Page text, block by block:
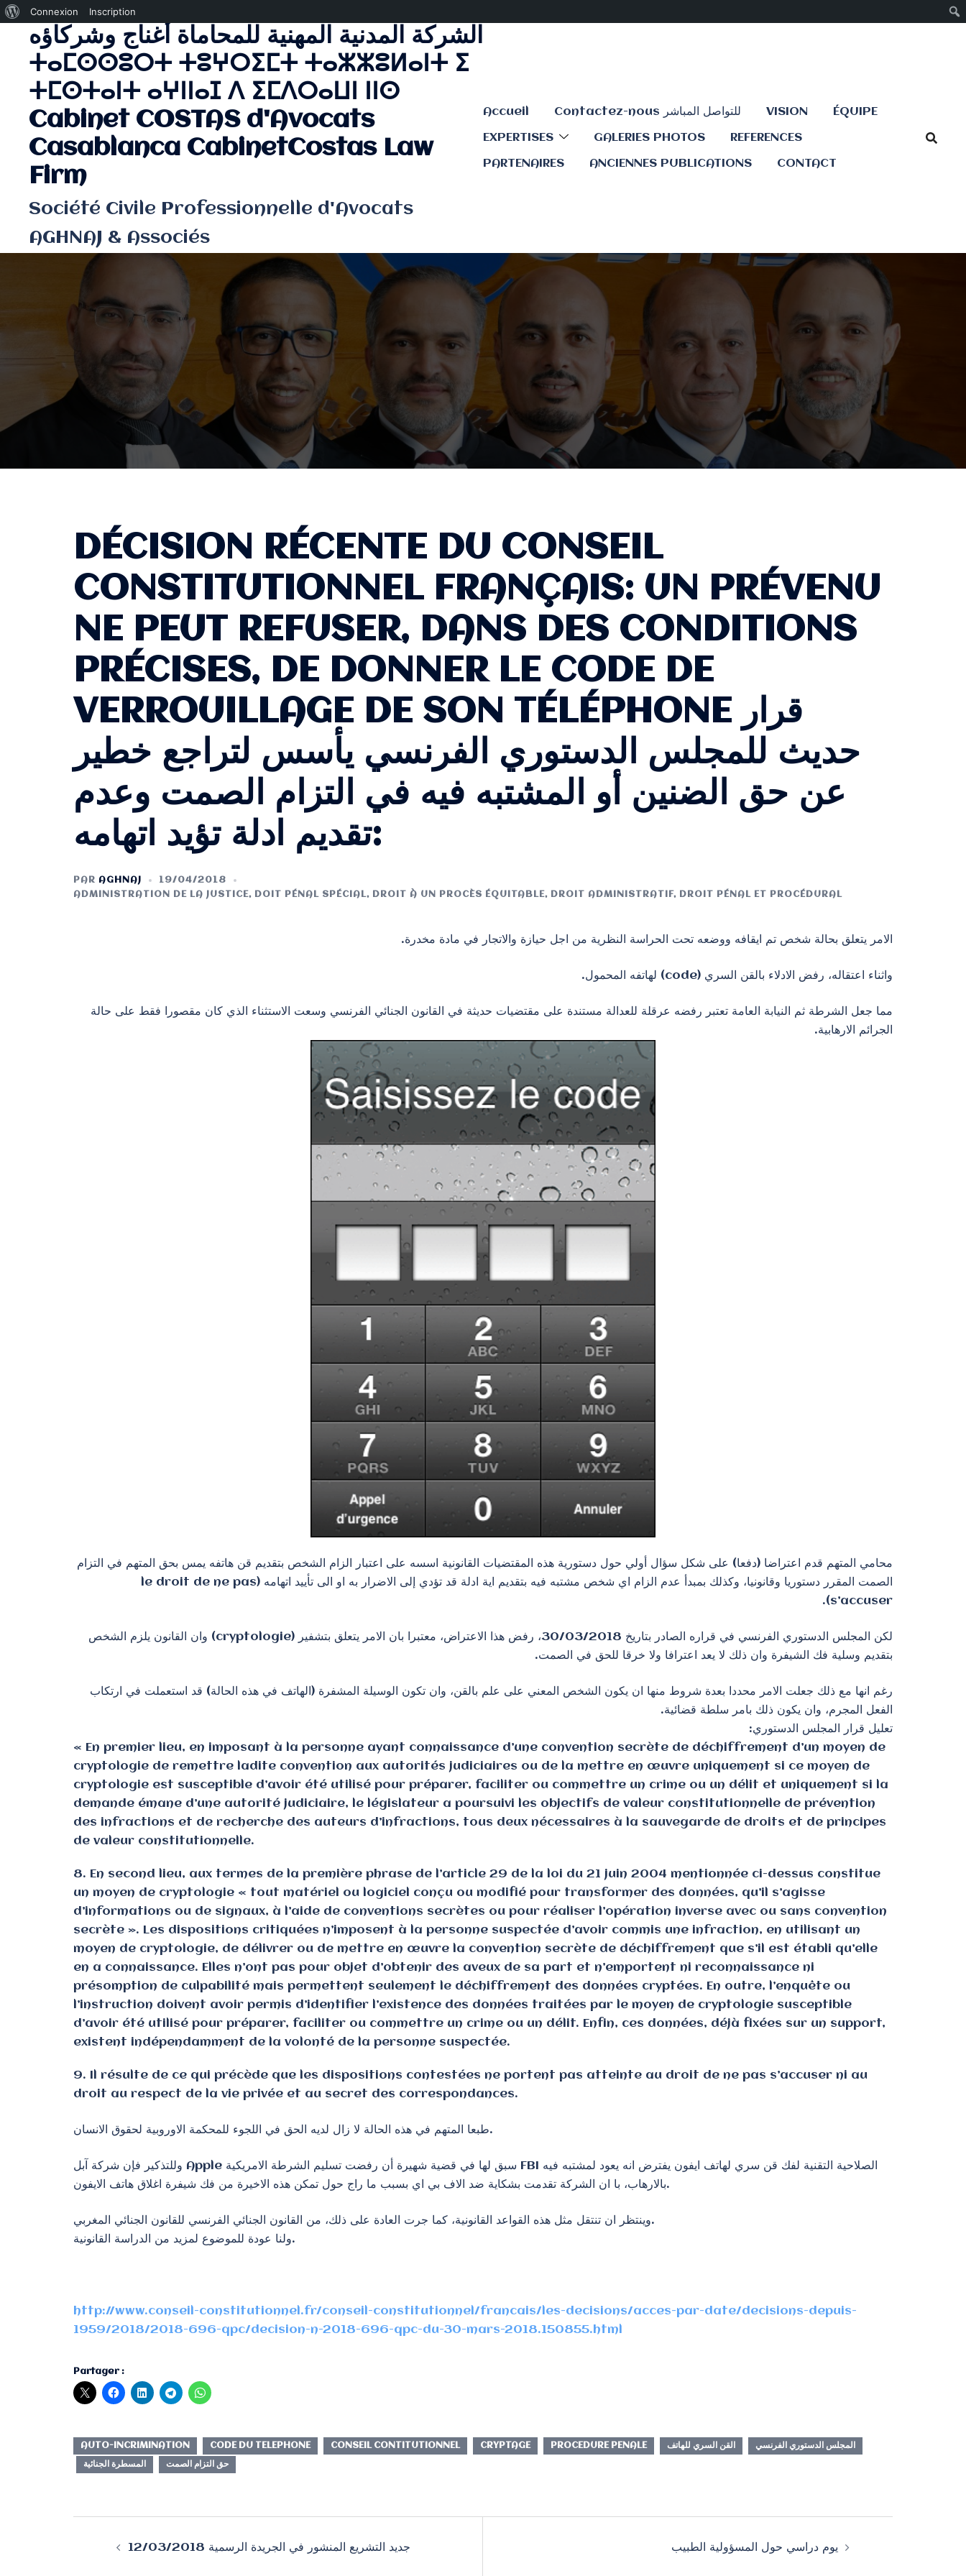
propos
WordPress
Connexion Inscription
contenu
الشركة المدنية المهنية للمحاماة أغناج وشركاؤه
ⵜⴰⵎⵙⵙⵓⵔⵜ ⵜⵓⵖⵔⵉⵎⵜ ⵜⴰⵣⵣⵓⵍⴰⵏⵜ ⵉ
ⵜⵎⵙⵜⴰⵏⵜ ⴰⵖⵏⵏⴰⵊ ⴷ ⵉⵎⴷⵔⴰⵡⵏ ⵏⵏⵙ
Cabinet COSTAS d'Avocats
Casablanca CabinetCostas Law
Firm
Société Civile Professionnelle d'Avocats
AGHNAJ & Associés
Accueil Contactez-nous للتواصل المباشر VISION ÉQUIPE
EXPERTISES GALERIES PHOTOS REFERENCES
PARTENAIRES ANCIENNES PUBLICATIONS CONTACT
DÉCISION RÉCENTE DU CONSEIL
CONSTITUTIONNEL FRANÇAIS: UN PRÉVENU
NE PEUT REFUSER, DANS DES CONDITIONS
PRÉCISES, DE DONNER LE CODE DE
VERROUILLAGE DE SON TÉLÉPHONE قرار
حديث للمجلس الدستوري الفرنسي يأسس لتراجع خطير
عن حق الضنين أو المشتبه فيه في التزام الصمت وعدم
تقديم ادلة تؤيد اتهامه:
PAR AGHNAJ
19/04/2018
ADMINISTRATION DE LA JUSTICE, DOIT PÉNAL SPÉCIAL, DROIT À UN PROCÈS ÉQUITABLE, DROIT ADMINISTRATIF, DROIT PÉNAL ET PROCÉDURAL
الامر يتعلق بحالة شخص تم ايقافه ووضعه تحت الحراسة النظرية من اجل حيازة والاتجار في مادة مخدرة.
واثناء اعتقاله، رفض الادلاء بالقن السري (code) لهاتفه المحمول.
مما جعل الشرطة ثم النيابة العامة تعتبر رفضه عرقلة للعدالة مستندة على مقتضيات حديثة في القانون الجنائي الفرنسي وسعت الاستثناء الذي كان مقصورا فقط على حالة
الجرائم الارهابية.
محامي المتهم قدم اعتراضا (دفعا) على شكل سؤال أولي حول دستورية هذه المقتضيات القانونية اسسه على اعتبار الزام الشخص بتقديم قن هاتفه يمس بحق المتهم في التزام
الصمت المقرر دستوريا وقانونيا، وكذلك بمبدأ عدم الزام اي شخص مشتبه فيه بتقديم اية ادلة قد تؤدي إلى الاضرار به او الى تأييد اتهامه (le droit de ne pas
s’accuser).
لكن المجلس الدستوري الفرنسي في قراره الصادر بتاريخ 30/03/2018، رفض هذا الاعتراض، معتبرا بان الامر يتعلق بتشفير (cryptologie) وان القانون يلزم الشخص
بتقديم وسلية فك الشيفرة وان ذلك لا يعد اعترافا ولا خرقا للحق في الصمت.
رغم انها مع ذلك جعلت الامر محددا بعدة شروط منها ان يكون الشخص المعني على علم بالقن، وان تكون الوسيلة المشفرة (الهاتف في هذه الحالة) قد استعملت في ارتكاب
الفعل المجرم، وان يكون ذلك بامر سلطة قضائية.
تعليل قرار المجلس الدستوري:
« En premier lieu, en imposant à la personne ayant connaissance d’une convention secrète de déchiffrement d’un moyen de
cryptologie de remettre ladite convention aux autorités judiciaires ou de la mettre en œuvre uniquement si ce moyen de
cryptologie est susceptible d’avoir été utilisé pour préparer, faciliter ou commettre un crime ou un délit et uniquement si la
demande émane d’une autorité judiciaire, le législateur a poursuivi les objectifs de valeur constitutionnelle de prévention
des infractions et de recherche des auteurs d’infractions, tous deux nécessaires à la sauvegarde de droits et de principes
de valeur constitutionnelle.
8. En second lieu, aux termes de la première phrase de l’article 29 de la loi du 21 juin 2004 mentionnée ci-dessus constitue
un moyen de cryptologie « tout matériel ou logiciel conçu ou modifié pour transformer des données, qu’il s’agisse
d’informations ou de signaux, à l’aide de conventions secrètes ou pour réaliser l’opération inverse avec ou sans convention
secrète ». Les dispositions critiquées n’imposent à la personne suspectée d’avoir commis une infraction, en utilisant un
moyen de cryptologie, de délivrer ou de mettre en œuvre la convention secrète de déchiffrement que s’il est établi qu’elle
en a connaissance. Elles n’ont pas pour objet d’obtenir des aveux de sa part et n’emportent ni reconnaissance ni
présomption de culpabilité mais permettent seulement le déchiffrement des données cryptées. En outre, l’enquête ou
l’instruction doivent avoir permis d’identifier l’existence des données traitées par le moyen de cryptologie susceptible
d’avoir été utilisé pour préparer, faciliter ou commettre un crime ou un délit. Enfin, ces données, déjà fixées sur un support,
existent indépendamment de la volonté de la personne suspectée.
9. Il résulte de ce qui précède que les dispositions contestées ne portent pas atteinte au droit de ne pas s’accuser ni au
droit au respect de la vie privée et au secret des correspondances.
طبعا المتهم في هذه الحالة لا زال لديه الحق في اللجوء للمحكمة الاوروبية لحقوق الانسان.
وللتذكير فإن شركة آبل Apple سبق لها في قضية شهيرة أن رفضت تسليم الشرطة الامريكية FBI الصلاحية التقنية لفك قن سري لهاتف ايفون يفترض انه يعود لمشتبه فيه
بالارهاب، با ان الشركة تقدمت بشكاية ضد الاف بي اي بسبب ما راج حول تمكن هذه الاخيرة من فك شيفرة اغلاق هاتف الايفون.
وينتظر ان تنتقل مثل هذه القواعد القانونية، كما جرت العادة على ذلك، من القانون الجنائي الفرنسي للقانون الجنائي المغربي.
ولنا عودة للموضوع لمزيد من الدراسة القانونية.
http://www.conseil-constitutionnel.fr/conseil-constitutionnel/francais/les-decisions/acces-par-date/decisions-depuis-
1959/2018/2018-696-qpc/decision-n-2018-696-qpc-du-30-mars-2018.150855.html
Partager :
AUTO-INCRIMINATION CODE DU TELEPHONE CONSEIL CONTITUTIONNEL CRYPTAGE PROCEDURE PENALE القن السري للهاتف
المجلس الدستوري الفرنسي
المسطرة الجنائية
حق التزام الصمت
Navigationجديد التشريع المنشور في الجريدة الرسمية 12/03/2018 يوم دراسي حول المسؤولية الطبيب